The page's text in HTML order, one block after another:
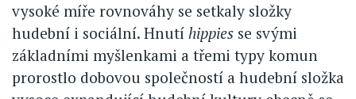
vysoké míře rovnováhy se setkaly složky
hudební i sociální. Hnutí hippies se svými
základními myšlenkami a třemi typy komun
prorostlo dobovou společností a hudební složka